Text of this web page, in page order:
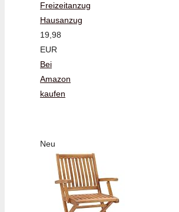
Freizeitanzug
Hausanzug
19,98
EUR
Bei
Amazon
kaufen
Neu